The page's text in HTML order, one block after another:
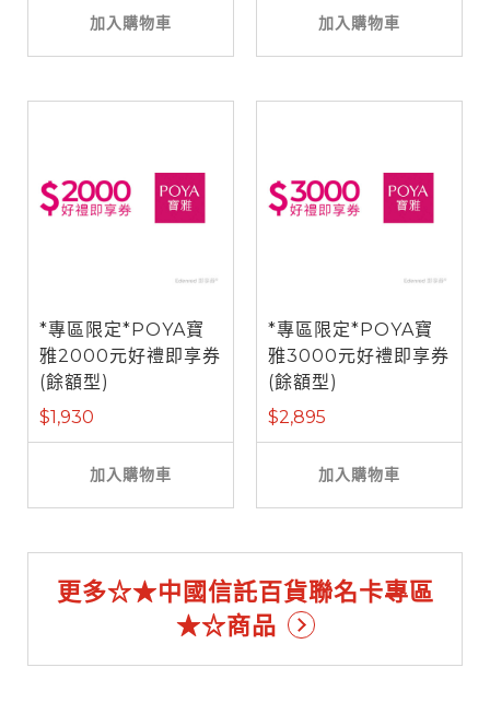
加入購物車 加入購物車
*專區限定*POYA寶
雅2000元好禮即享券
(餘額型)
$1,930
加入購物車
*專區限定*POYA寶
雅3000元好禮即享券
(餘額型)
$2,895
加入購物車
更多☆★中國信託百貨聯名卡專區
★☆商品